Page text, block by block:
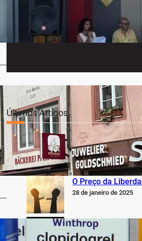
Últimos Artigos
O Inter não está
perto do que sabe,
deveria estar
5 de fevereiro de 2025
O Preço da
28 de janeiro de 2025
Escrevo para dar
minhas reflexões e